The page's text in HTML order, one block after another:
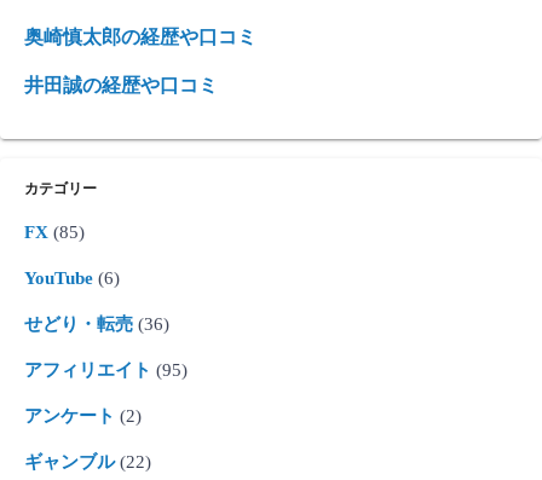
奥崎慎太郎の経歴や口コミ
井田誠の経歴や口コミ
カテゴリー
FX (85)
YouTube (6)
せどり・転売 (36)
アフィリエイト (95)
アンケート (2)
ギャンブル(22)